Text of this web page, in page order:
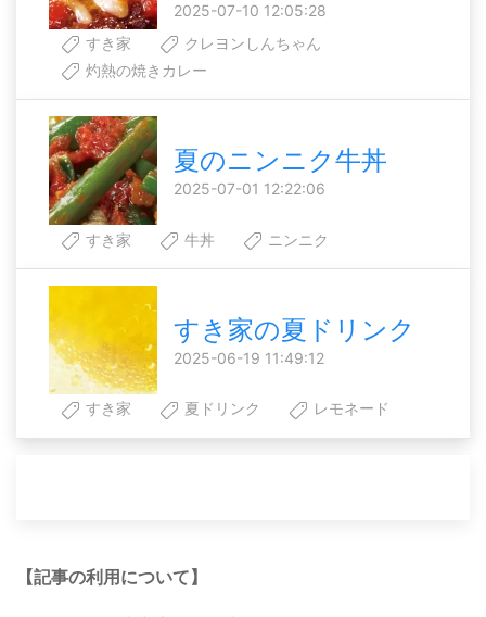
2025-07-10 12:05:28
すき家
クレヨンしんちゃん
灼熱の焼きカレー
夏のニンニク牛丼
2025-07-01 12:22:06
すき家 牛丼 ニンニク
すき家の夏ドリンク
2025-06-19 11:49:12
すき家 夏ドリンク レモネード
【記事の利用について】